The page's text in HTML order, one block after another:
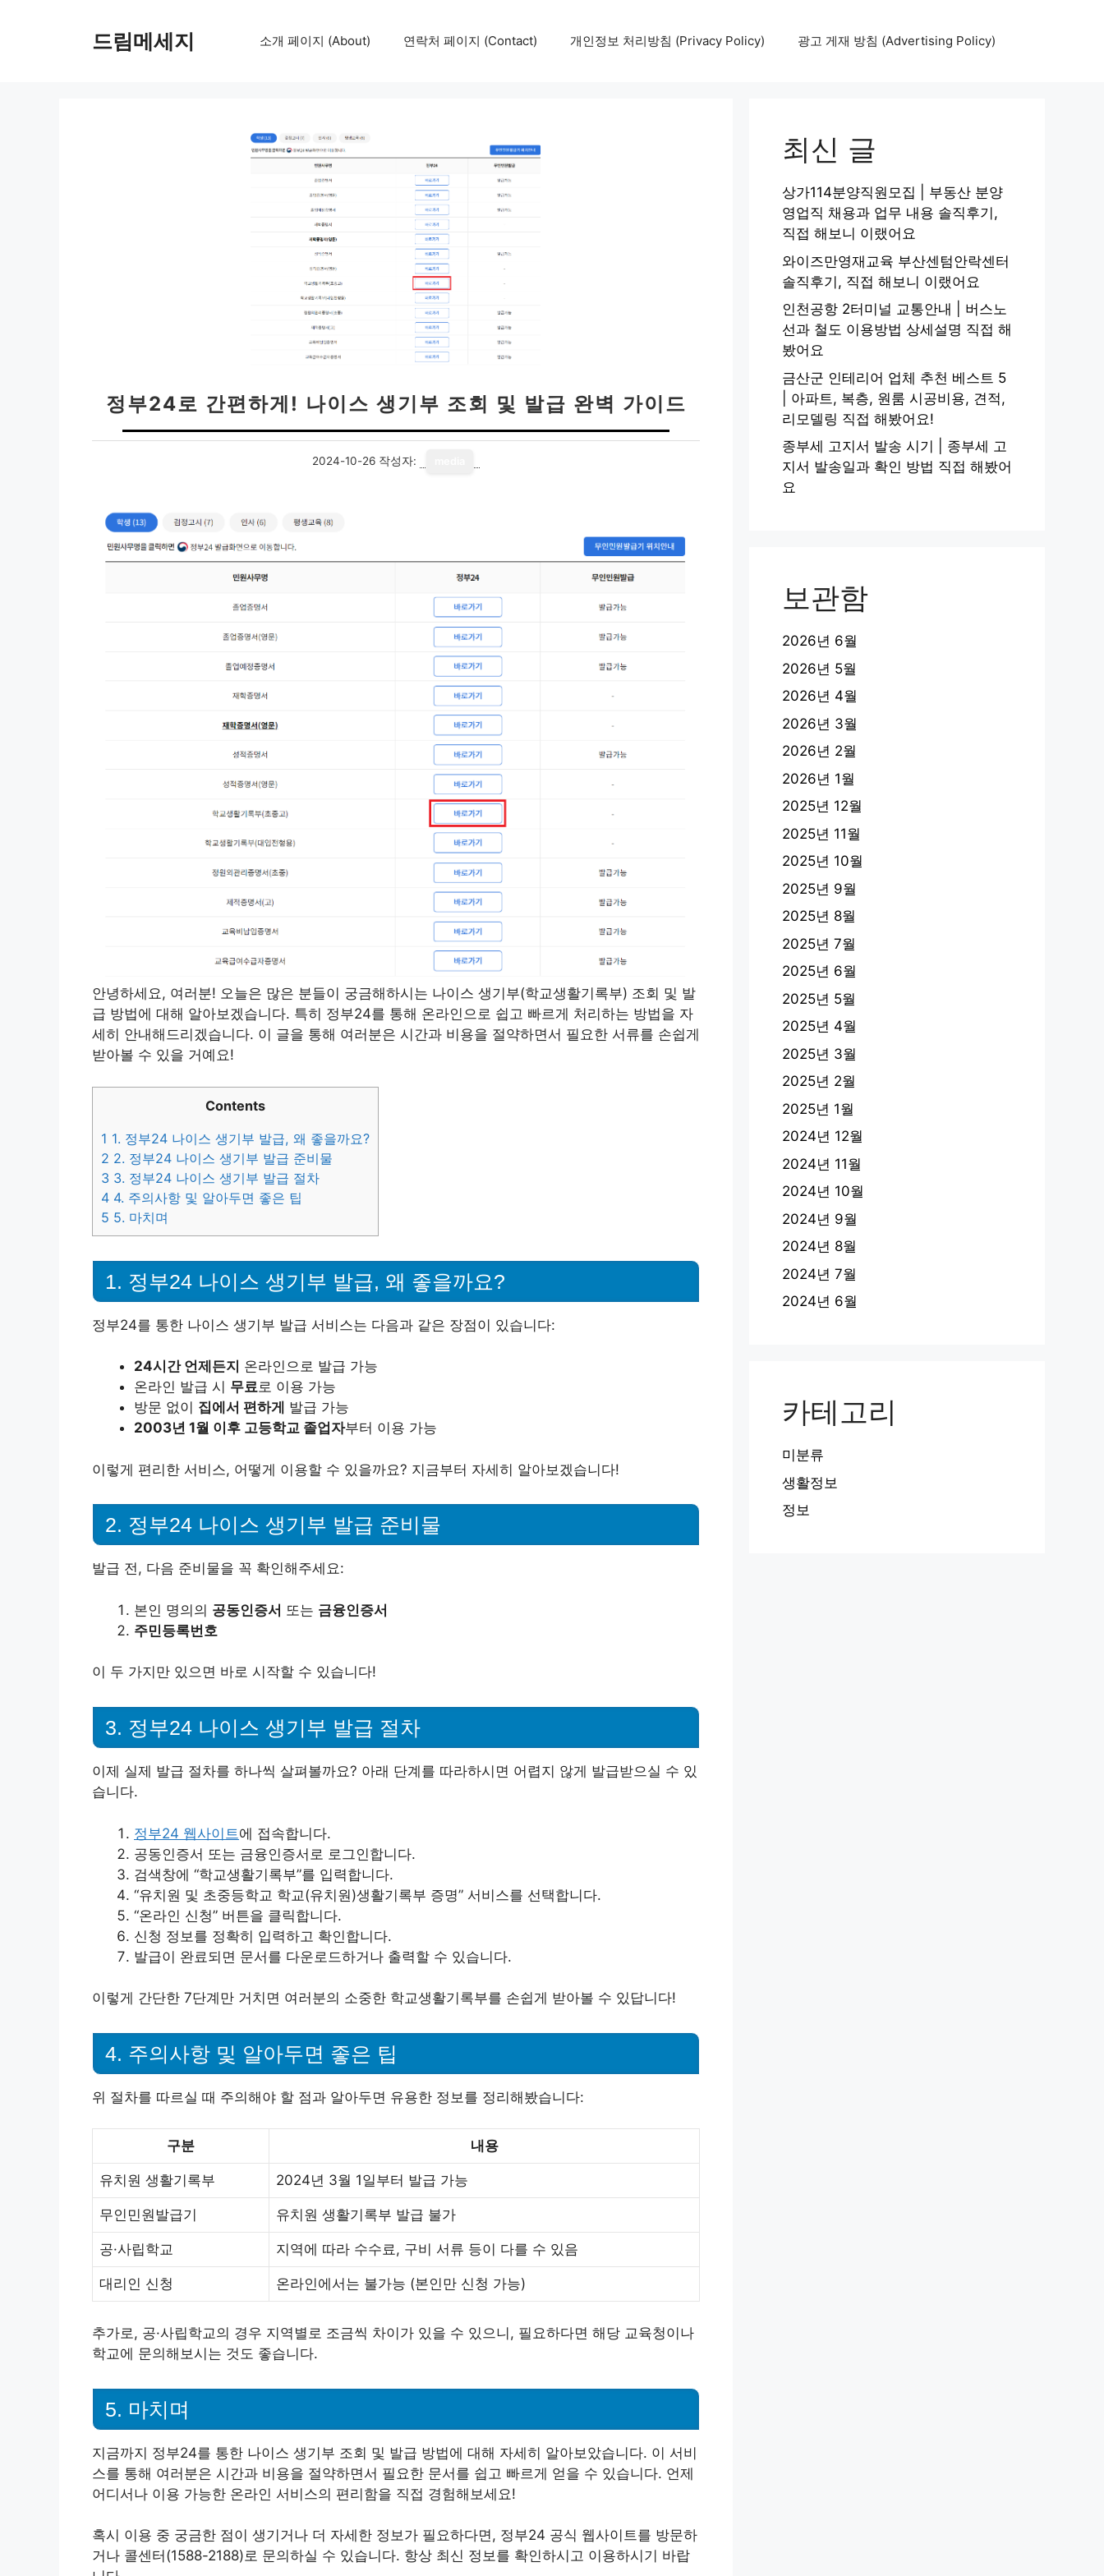
드림메세지 소개 페이지 (About) 연락처 페이지 (Contact) 개인정보 처리방침 (Privacy Policy) 광고 게재 방침 (Advertising Policy)
정부24로 간편하게! 나이스 생기부 조회 및 발급 완벽 가이드
2024-10-26 작성자:
안녕하세요, 여러분! 오늘은 많은 분들이 궁금해하시는 나이스 생기부(학교생활기록부) 조회 및 발
급 방법에 대해 알아보겠습니다. 특히 정부24를 통해 온라인으로 쉽고 빠르게 처리하는 방법을 자
세히 안내해드리겠습니다. 이 글을 통해 여러분은 시간과 비용을 절약하면서 필요한 서류를 손쉽게
받아볼 수 있을 거예요!
Contents
1 1. 정부24 나이스 생기부 발급, 왜 좋을까요?
2 2. 정부24 나이스 생기부 발급 준비물
3 3. 정부24 나이스 생기부 발급 절차
4 4. 주의사항 및 알아두면 좋은 팁
5 5. 마치며
1. 정부24 나이스 생기부 발급, 왜 좋을까요?
정부24를 통한 나이스 생기부 발급 서비스는 다음과 같은 장점이 있습니다:
24시간 언제든지 온라인으로 발급 가능
온라인 발급 시 무료로 이용 가능
방문 없이 집에서 편하게 발급 가능
2003년 1월 이후 고등학교 졸업자부터 이용 가능
이렇게 편리한 서비스, 어떻게 이용할 수 있을까요? 지금부터 자세히 알아보겠습니다!
2. 정부24 나이스 생기부 발급 준비물
발급 전, 다음 준비물을 꼭 확인해주세요:
본인 명의의 공동인증서 또는 금융인증서
주민등록번호
이 두 가지만 있으면 바로 시작할 수 있습니다!
3. 정부24 나이스 생기부 발급 절차
이제 실제 발급 절차를 하나씩 살펴볼까요? 아래 단계를 따라하시면 어렵지 않게 발급받으실 수 있
습니다.
정부24 웹사이트 에 접속합니다.
공동인증서 또는 금융인증서로 로그인합니다.
검색창에 “학교생활기록부”를 입력합니다.
“유치원 및 초중등학교 학교(유치원)생활기록부 증명” 서비스를 선택합니다.
“온라인 신청” 버튼을 클릭합니다.
신청 정보를 정확히 입력하고 확인합니다.
발급이 완료되면 문서를 다운로드하거나 출력할 수 있습니다.
이렇게 간단한 7단계만 거치면 여러분의 소중한 학교생활기록부를 손쉽게 받아볼 수 있답니다!
4. 주의사항 및 알아두면 좋은 팁
위 절차를 따르실 때 주의해야 할 점과 알아두면 유용한 정보를 정리해봤습니다:
구분 내용
유치원 생활기록부 2024년 3월 1일부터 발급 가능
무인민원발급기 유치원 생활기록부 발급 불가
공·사립학교 지역에 따라 수수료, 구비 서류 등이 다를 수 있음
대리인 신청 온라인에서는 불가능 (본인만 신청 가능)
추가로, 공·사립학교의 경우 지역별로 조금씩 차이가 있을 수 있으니, 필요하다면 해당 교육청이나
학교에 문의해보시는 것도 좋습니다.
5. 마치며
지금까지 정부24를 통한 나이스 생기부 조회 및 발급 방법에 대해 자세히 알아보았습니다. 이 서비
스를 통해 여러분은 시간과 비용을 절약하면서 필요한 문서를 쉽고 빠르게 얻을 수 있습니다. 언제
어디서나 이용 가능한 온라인 서비스의 편리함을 직접 경험해보세요!
혹시 이용 중 궁금한 점이 생기거나 더 자세한 정보가 필요하다면, 정부24 공식 웹사이트를 방문하
거나 콜센터(1588-2188)로 문의하실 수 있습니다. 항상 최신 정보를 확인하시고 이용하시기 바랍
최신 글
상가114분양직원모집 | 부동산 분양
영업직 채용과 업무 내용 솔직후기,
직접 해보니 이랬어요
와이즈만영재교육 부산센텀안락센터
솔직후기, 직접 해보니 이랬어요
인천공항 2터미널 교통안내 | 버스노
선과 철도 이용방법 상세설명 직접 해
봤어요
금산군 인테리어 업체 추천 베스트 5
| 아파트, 복층, 원룸 시공비용, 견적,
리모델링 직접 해봤어요!
종부세 고지서 발송 시기 | 종부세 고
지서 발송일과 확인 방법 직접 해봤어
요
보관함
2026년 6월
2026년 5월
2026년 4월
2026년 3월
2026년 2월
2026년 1월
2025년 12월
2025년 11월
2025년 10월
2025년 9월
2025년 8월
2025년 7월
2025년 6월
2025년 5월
2025년 4월
2025년 3월
2025년 2월
2025년 1월
2024년 12월
2024년 11월
2024년 10월
2024년 9월
2024년 8월
2024년 7월
2024년 6월
카테고리
미분류
생활정보
정보